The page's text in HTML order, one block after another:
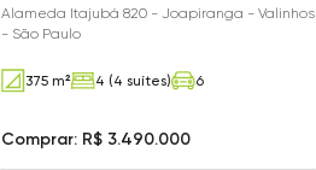
Alameda Itajubá 820 - Joapiranga - Valinhos
- São Paulo
375 m² 4 (4 suítes) 6
Comprar: R$ 3.490.000